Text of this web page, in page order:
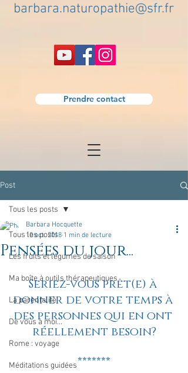
barbara.naturopathie@sfr.fr
Prendre contact
Post
Tous les posts
Les fruits et légumes de saison
Ma boîte à outils thérapeutiques
La parentalité
De vous à moi...
Rome : voyage
Méditations guidées
Tous les posts
Pensées du jour...
Barbara Hocquette
10 oct. 2018 1 min de lecture
Seriez-vous prêt(e) à
donner de votre temps à
des personnes qui en ont
réellement besoin?
*******